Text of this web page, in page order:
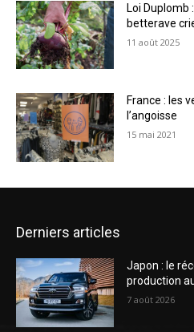
Loi
betterave
11 août 2025
France : les
l’angoisse
15 mai 2021
Derniers articles
Japon : le
production
7 août 2026